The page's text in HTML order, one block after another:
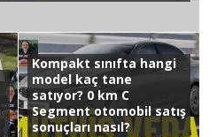
Kompakt sınıfta hangi
model kaç tane
satıyor? 0 km C
Segment otomobil satış
sonuçları nasıl?